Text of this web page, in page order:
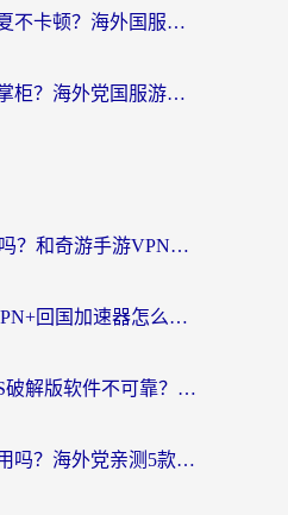
波兰怎么玩无悔华夏不卡顿？海外国服游戏加速器终极指南（附征途2萤火突击解决方案）
英国怎么玩叫我大掌柜？海外党国服游戏加速避坑指南（附实测推荐）
ChickCN VPN好用吗？和奇游手游VPN对比哪个回国效果更好？海外党亲测实用指南
海外党必看：PC VPN+回国加速器怎么选？无缝访问国内资源全攻略
海外党别踩坑！iOS破解版软件不可靠？教你选对回国加速器无缝看国内资源
雷神手游和快喵好用吗？海外党亲测5款回国加速器，附斧牛Bling对比+微信视频号解决办法